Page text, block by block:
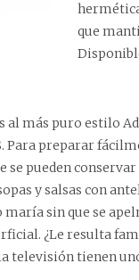
que
al más puro estilo
. Para preparar
se pueden
y salsas con
sin que se
¿Le resulta
televisión tienen